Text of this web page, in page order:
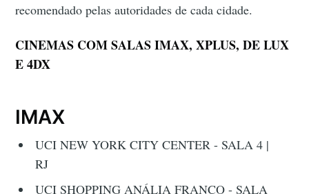
recomendado pelas autoridades de cada cidade.
CINEMAS COM SALAS IMAX, XPLUS, DE LUX
E 4DX
IMAX
UCI NEW YORK CITY CENTER - SALA 4 |
RJ
UCI SHOPPING ANÁLIA FRANCO - SALA